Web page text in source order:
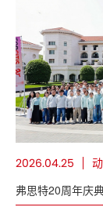
2026.04.25
弗思特20周年庆